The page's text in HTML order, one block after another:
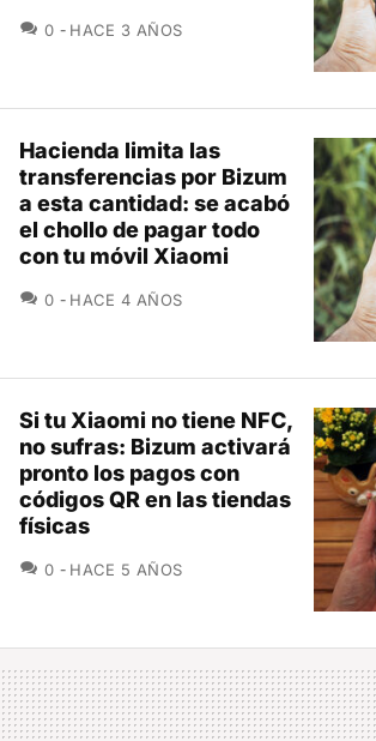
0 COMENTARIOS
HACE 3 AÑOS
Hacienda limita las
transferencias por Bizum
a esta cantidad: se acabó
el chollo de pagar todo
con tu móvil Xiaomi
0 COMENTARIOS
HACE 4 AÑOS
Si tu Xiaomi no tiene NFC,
no sufras: Bizum activará
pronto los pagos con
códigos QR en las tiendas
físicas
0 COMENTARIOS
HACE 5 AÑOS